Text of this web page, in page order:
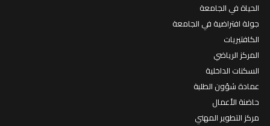
الحياة في الجامعة
جولة افتراضية في الجامعة
الكافتيريات
المركز الرياضي
السكنات الداخلية
عمادة شؤون الطلبة
حاضنة الأعمال
مركز التطوير المهني